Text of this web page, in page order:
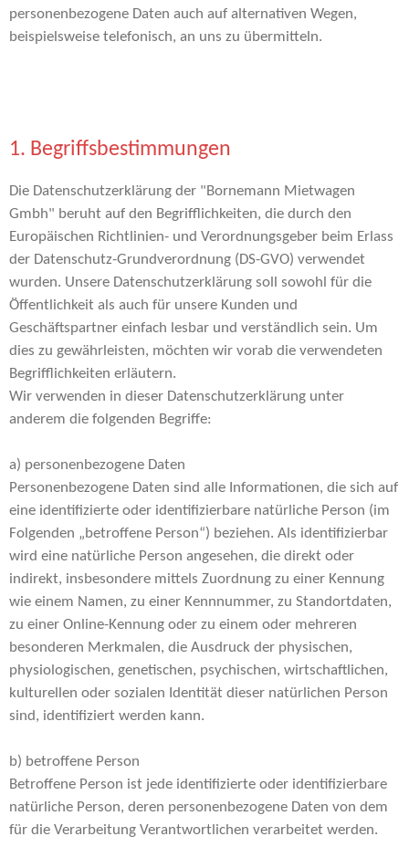
personenbezogene Daten auch auf alternativen Wegen,
beispielsweise telefonisch, an uns zu übermitteln.
1. Begriffsbestimmungen
Die Datenschutzerklärung der "Bornemann Mietwagen
Gmbh" beruht auf den Begrifflichkeiten, die durch den
Europäischen Richtlinien- und Verordnungsgeber beim Erlass
der Datenschutz-Grundverordnung (DS-GVO) verwendet
wurden. Unsere Datenschutzerklärung soll sowohl für die
Öffentlichkeit als auch für unsere Kunden und
Geschäftspartner einfach lesbar und verständlich sein. Um
dies zu gewährleisten, möchten wir vorab die verwendeten
Begrifflichkeiten erläutern.
Wir verwenden in dieser Datenschutzerklärung unter
anderem die folgenden Begriffe:
a) personenbezogene Daten
Personenbezogene Daten sind alle Informationen, die sich auf
eine identifizierte oder identifizierbare natürliche Person (im
Folgenden „betroffene Person“) beziehen. Als identifizierbar
wird eine natürliche Person angesehen, die direkt oder
indirekt, insbesondere mittels Zuordnung zu einer Kennung
wie einem Namen, zu einer Kennnummer, zu Standortdaten,
zu einer Online-Kennung oder zu einem oder mehreren
besonderen Merkmalen, die Ausdruck der physischen,
physiologischen, genetischen, psychischen, wirtschaftlichen,
kulturellen oder sozialen Identität dieser natürlichen Person
sind, identifiziert werden kann.
b) betroffene Person
Betroffene Person ist jede identifizierte oder identifizierbare
natürliche Person, deren personenbezogene Daten von dem
für die Verarbeitung Verantwortlichen verarbeitet werden.